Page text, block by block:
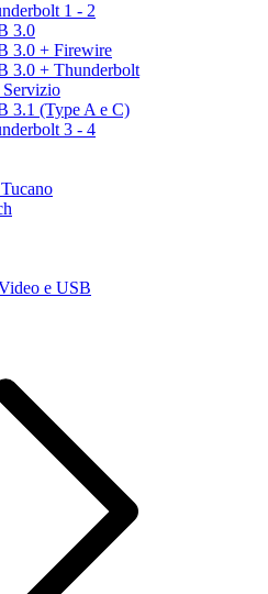
1 - 2
3.0
3.0 + Firewire
3.0 + Thunderbolt
3.1 (Type A e C)
3 - 4
e USB